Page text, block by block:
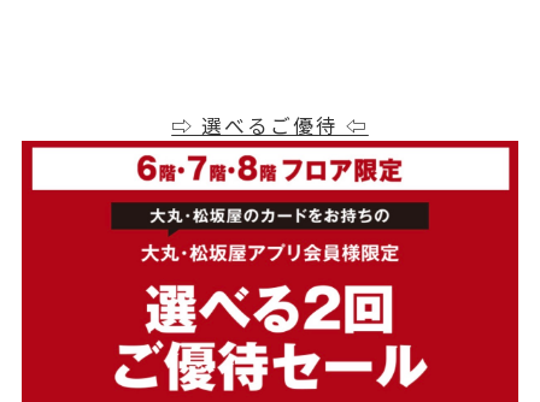
⇨ 選べるご優待 ⇦